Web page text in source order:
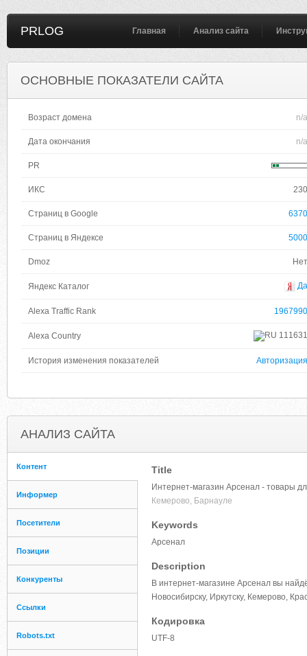
PRLOG Главная Анализ сайта
ОСНОВНЫЕ ПОКАЗАТЕЛИ САЙТА
Возраст домена n/a
Дата окончания n/a
PR
ИКС 230
Страниц в Google 6370
Страниц в Яндексе 5000
Dmoz Нет
Яндекс Каталог Да
Alexa Traffic Rank 1967990
Alexa Country 111631
История изменения показателей Авторизация
АНАЛИЗ САЙТА
Контент
Информер
Посетители
Позиции
Конкуренты
Ссылки
Robots.txt
Title
Интернет-магазин Арсенал - товары
Кемерово, Барнауле
Keywords
Арсенал
Description
В интернет-магазине Арсенал вы
Новосибирску, Иркутску, Кемерово,
Кодировка
UTF-8